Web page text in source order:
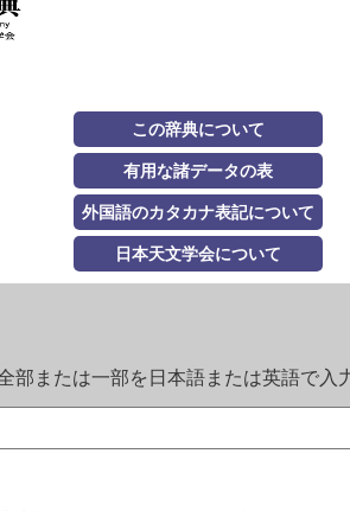
この辞典について
有用な諸データの表
外国語のカタカナ表記について
日本天文学会について
部または一部を日本語または英語で入